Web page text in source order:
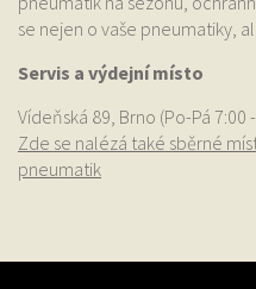
se nejen o vaše pneumatiky,
Servis a výdejní místo
Vídeňská 89, Brno (Po-Pá 7:00
Zde se nalézá také sběrné
pneumatik